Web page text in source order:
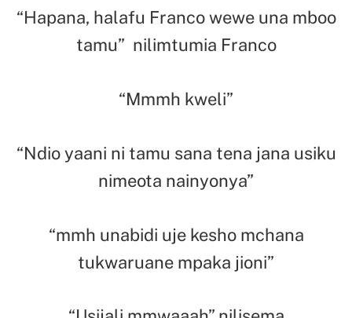
“Hapana, halafu Franco wewe una mboo
tamu” nilimtumia Franco
“Mmmh kweli”
“Ndio yaani ni tamu sana tena jana usiku
nimeota nainyonya”
“mmh unabidi uje kesho mchana
tukwaruane mpaka jioni”